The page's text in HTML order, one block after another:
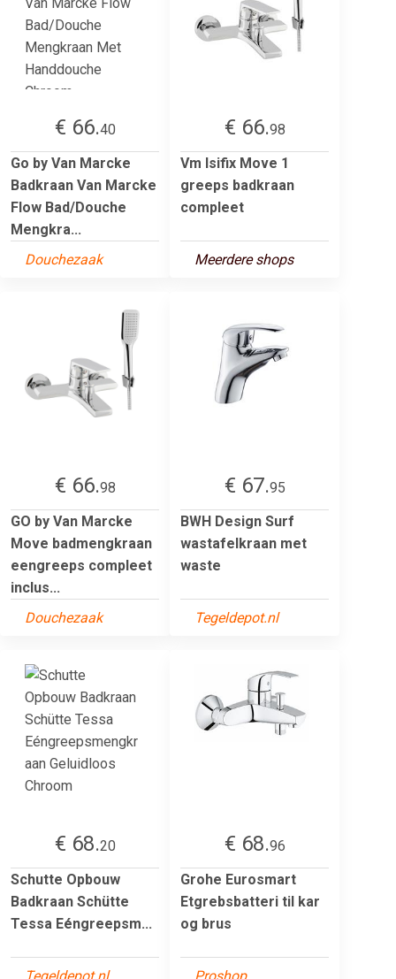
€ 66.40
Go by Van Marcke
Badkraan Van Marcke
Flow Bad/Douche
Mengkra...
Douchezaak
€ 66.98
Vm Isifix Move 1
greeps badkraan
compleet
Meerdere shops
€ 66.98
GO by Van Marcke
Move badmengkraan
eengreeps compleet
inclus...
Douchezaak
€ 67.95
BWH Design Surf
wastafelkraan met
waste
Tegeldepot.nl
€ 68.20
Schutte Opbouw
Badkraan Schütte
Tessa Eéngreepsm...
€ 68.96
Grohe Eurosmart
Etgrebsbatteri til kar
og brus